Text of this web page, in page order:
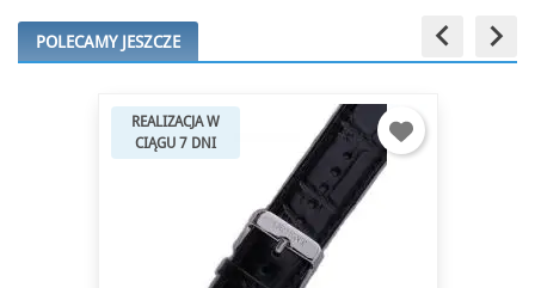
POLECAMY JESZCZE keyboard_arrow_left
REALIZACJA W
CIĄGU 7 DNI
keyboard_arrow_right